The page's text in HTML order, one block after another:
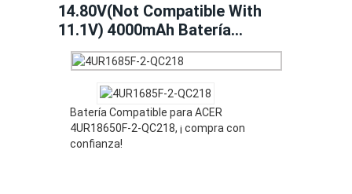
14.80V(not Compatible With
11.1V) 4000mAh Batería
Compatible Con ACER
4UR18650F-2-QC218
Batería Compatible para ACER
4UR18650F-2-QC218, ¡ compra con
confianza!